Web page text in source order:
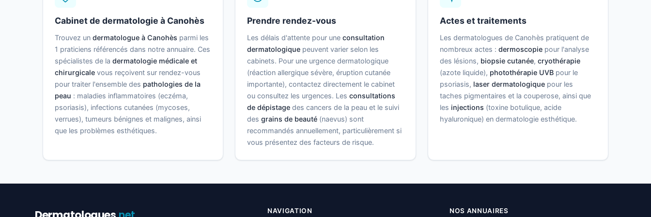
Cabinet de dermatologie à Canohès
Trouvez un dermatologue à Canohès parmi les
1 praticiens référencés dans notre annuaire. Ces
spécialistes de la dermatologie médicale et
chirurgicale vous reçoivent sur rendez-vous
pour traiter l'ensemble des pathologies de la
peau : maladies inflammatoires (eczéma,
psoriasis), infections cutanées (mycoses,
verrues), tumeurs bénignes et malignes, ainsi
que les problèmes esthétiques.
Prendre rendez-vous
Les délais d'attente pour uneconsultation
dermatologique peuvent varier selon les
cabinets. Pour une urgence dermatologique
(réaction allergique sévère, éruption cutanée
importante), contactez directement le cabinet
ou consultez les urgences. Lesconsultations
de dépistage des cancers de la peau et le suivi
desgrains de beauté (naevus) sont
recommandés annuellement, particulièrement si
vous présentez des facteurs de risque.
Actes et traitements
Les dermatologues de Canohès pratiquent de
nombreux actes : dermoscopiepour l'analyse
des lésions, biopsie cutanée, cryothérapie
(azote liquide), photothérapie UVBpour le
psoriasis, laser dermatologiquepour les
taches pigmentaires et la couperose, ainsi que
les injections (toxine botulique, acide
hyaluronique) en dermatologie esthétique.
NAVIGATION NOS ANNUAIRES